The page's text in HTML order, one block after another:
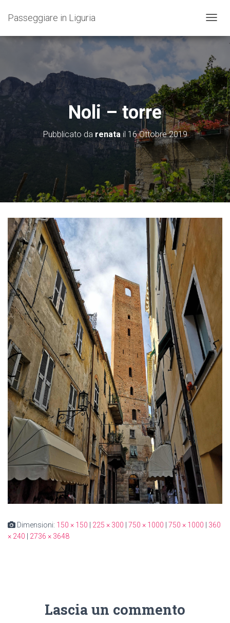
Passeggiare in Liguria
A
I
G
A
Z
I
O
N
E
G
L
E
Noli – torre
Pubblicato da renatail 16 Ottobre 2019
Dimensioni: 150 × 150 225 × 300 750 × 1000 750 × 1000
360
× 240
2736 × 3648
Lascia un commento